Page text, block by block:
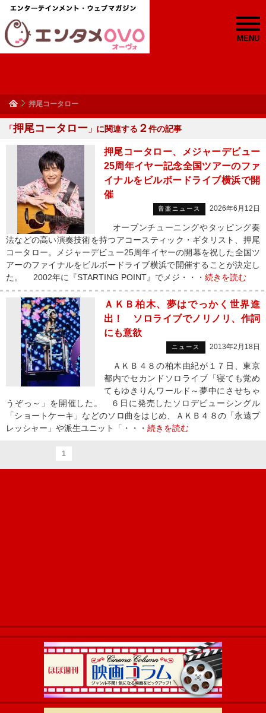
MENU
押尾コータロー
「押尾コータロー 」に関連する ２件の記事
押尾コータロー、メジャーデビュー
25周年イヤー記念全国ツアーのファ
イナルをビルボードライブ横浜で開
催
音楽ニュース 2026年6月12日
オープンチューニングやタッピング奏
法などの高い演奏技術を持つアコースティック・ギタリスト、押尾
コータロー。メジャーデビュー25周年イヤーの開幕を祝した全国ツ
アーのファイナルをビルボードライブ横浜で開催することが決定し
た。 2002年に『STARTING POINT』でメジ・・・ 続きを読む
ＡＫＢ柏木、夢はでっかく世界進
出！ ソロライブでノリノリ、作詞
にも意欲
ニュース 2013年2月18日
ＡＫＢ４８の柏木由紀が１７日、東京
都内でセカンドソロライブ「寝ても覚め
てもゆきりんワールド～夢中にさせちゃ
うぞっ～」を開催した。 ６日に発売したソロデビューシングル
「ショートケーキ」などのソロ曲をはじめ、ＡＫＢ４８の「永遠プ
レッシャー」や派生ユニット「・・・ 続きを読む
1